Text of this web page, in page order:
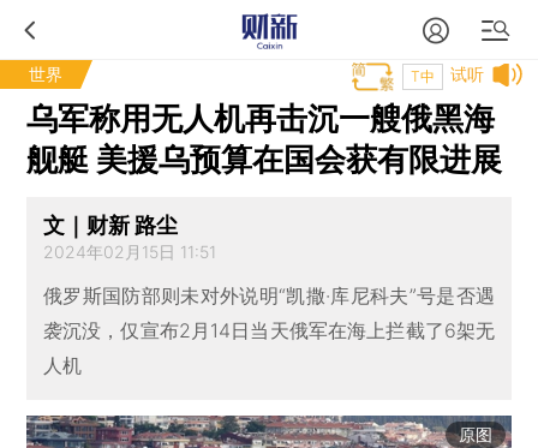
世界 试听
T中
乌军称用无人机再击沉一艘俄黑海
舰艇 美援乌预算在国会获有限进展
文｜财新 路尘
2024年02月15日 11:51
俄罗斯国防部则未对外说明“凯撒·库尼科夫”号是否遇
袭沉没，仅宣布2月14日当天俄军在海上拦截了6架无
人机
原图